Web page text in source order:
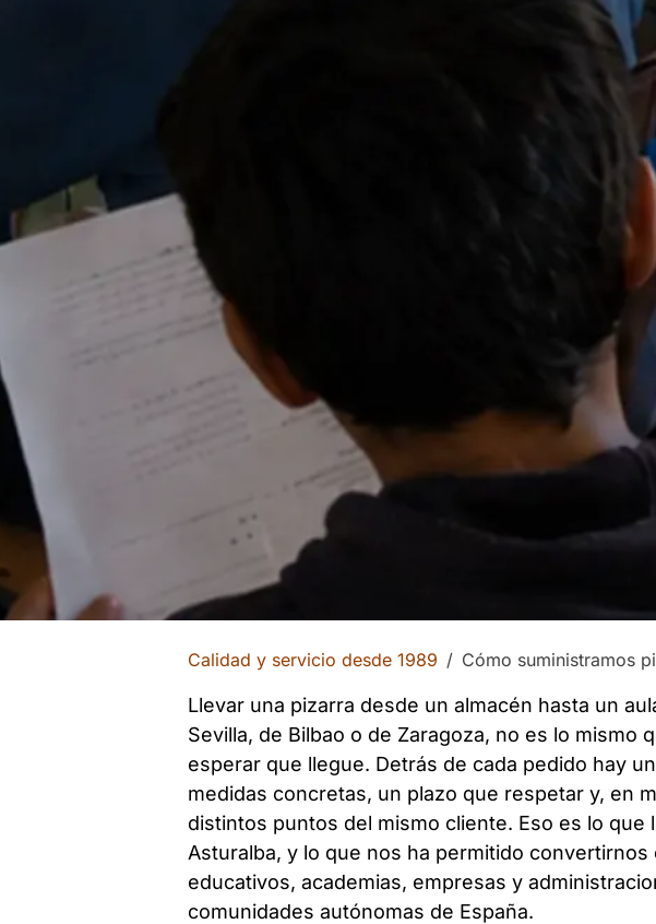
Calidad y servicio desde 1989 Cómo suministramos
Llevar una pizarra desde un almacén hasta un
Sevilla, de Bilbao o de Zaragoza, no es lo mismo
esperar que llegue. Detrás de cada pedido hay
medidas concretas, un plazo que respetar y, en
distintos puntos del mismo cliente. Eso es lo que
Asturalba, y lo que nos ha permitido
educativos, academias, empresas y
comunidades autónomas de España.